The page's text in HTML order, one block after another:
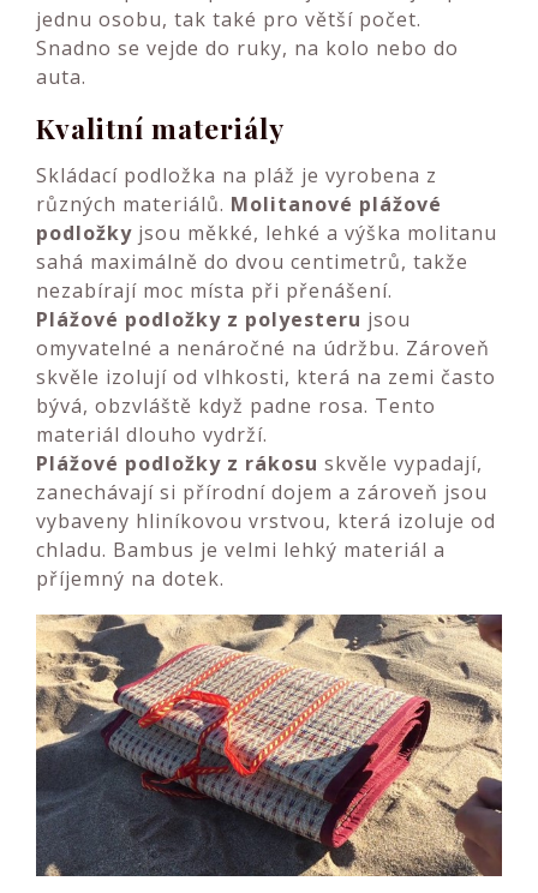
jednu osobu, tak také pro větší počet.
Snadno se vejde do ruky, na kolo nebo do
auta.
Kvalitní materiály
Skládací podložka na pláž je vyrobena z
různých materiálů. Molitanové plážové
podložky jsou měkké, lehké a výška molitanu
sahá maximálně do dvou centimetrů, takže
nezabírají moc místa při přenášení.
Plážové podložky z polyesteru jsou
omyvatelné a nenáročné na údržbu. Zároveň
skvěle izolují od vlhkosti, která na zemi často
bývá, obzvláště když padne rosa. Tento
materiál dlouho vydrží.
Plážové podložky z rákosu skvěle vypadají,
zanechávají si přírodní dojem a zároveň jsou
vybaveny hliníkovou vrstvou, která izoluje od
chladu. Bambus je velmi lehký materiál a
příjemný na dotek.